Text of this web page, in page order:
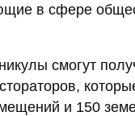
в сфере
смогут
и 150